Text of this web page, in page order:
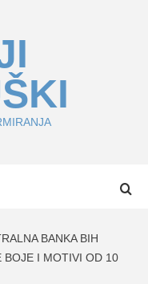
BANKA BIH
BOJE I MOTIVI OD 10